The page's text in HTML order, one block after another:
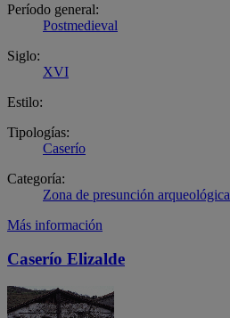
Período general:
Postmedieval
Siglo:
XVI
Estilo:
Tipologías:
Caserío
Categoría:
Zona de presunción arqueológica
Más información
Caserío Elizalde